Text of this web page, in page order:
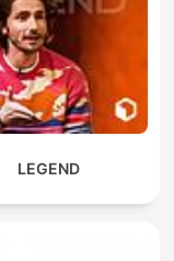
LEGEND